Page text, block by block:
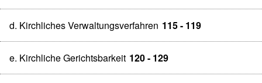
d. Kirchliches Verwaltungsverfahren 115 - 119
e. Kirchliche Gerichtsbarkeit 120 - 129